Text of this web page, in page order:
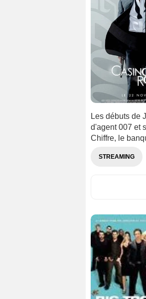
Les débuts de
d'agent 007 et
Chiffre, le
STREAMING